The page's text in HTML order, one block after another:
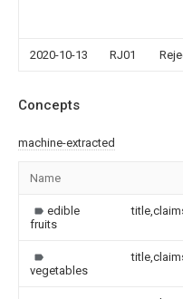
2020-10-13 RJ01
Concepts
machine-extracted
Name
edible
fruits
vegetables